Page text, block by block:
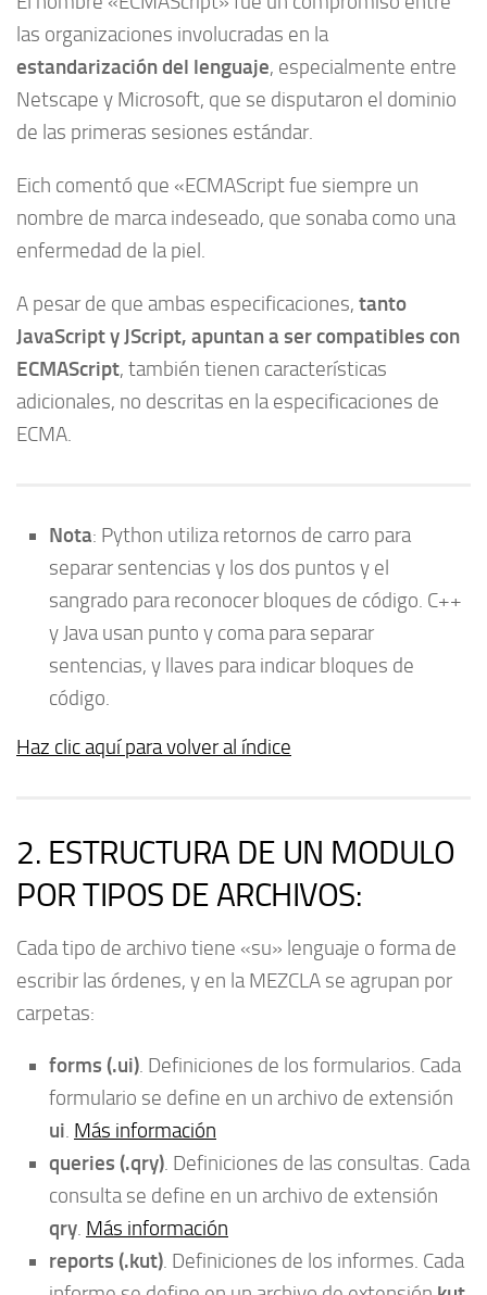
las organizaciones involucradas en la
estandarización del lenguaje, especialmente entre
Netscape y Microsoft, que se disputaron el dominio
de las primeras sesiones estándar.
Eich comentó que «ECMAScript fue siempre un
nombre de marca indeseado, que sonaba como una
enfermedad de la piel.
A pesar de que ambas especificaciones, tanto
JavaScript y JScript, apuntan a ser compatibles con
ECMAScript, también tienen características
adicionales, no descritas en la especificaciones de
ECMA.
Nota: Python utiliza retornos de carro para
separar sentencias y los dos puntos y el
sangrado para reconocer bloques de código. C++
y Java usan punto y coma para separar
sentencias, y llaves para indicar bloques de
código.
Haz clic aquí para volver al índice
2. ESTRUCTURA DE UN MODULO
POR TIPOS DE ARCHIVOS:
Cada tipo de archivo tiene «su» lenguaje o forma de
escribir las órdenes, y en la MEZCLA se agrupan por
carpetas:
forms (.ui). Definiciones de los formularios. Cada
formulario se define en un archivo de extensión
ui. Más información
queries (.qry). Definiciones de las consultas. Cada
consulta se define en un archivo de extensión
qry. Más información
reports (.kut). Definiciones de los informes. Cada